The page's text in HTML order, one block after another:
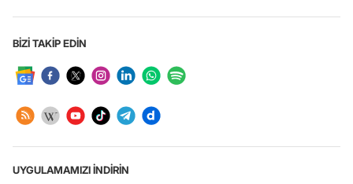
BİZİ TAKİP EDİN
UYGULAMAMIZI İNDİRİN